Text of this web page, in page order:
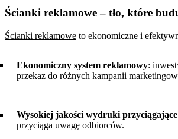
Ścianki reklamowe – tło, które
Ścianki reklamowe to ekonomiczne i
Ekonomiczny system reklamowy:
przekaz do różnych kampanii
Wysokiej jakości wydruki
przyciąga uwagę odbiorców.